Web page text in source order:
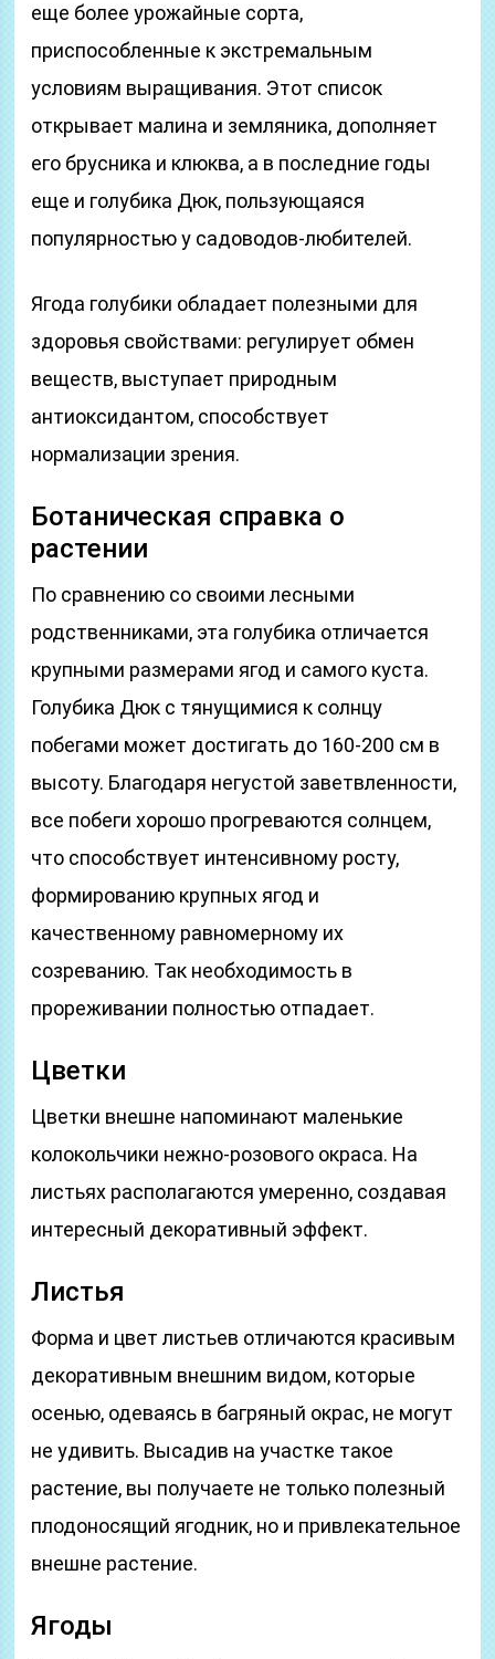
еще более урожайные сорта,
приспособленные к экстремальным
условиям выращивания. Этот список
открывает малина и земляника, дополняет
его брусника и клюква, а в последние годы
еще и голубика Дюк, пользующаяся
популярностью у садоводов-любителей.
Ягода голубики обладает полезными для
здоровья свойствами: регулирует обмен
веществ, выступает природным
антиоксидантом, способствует
нормализации зрения.
Ботаническая справка о
растении
По сравнению со своими лесными
родственниками, эта голубика отличается
крупными размерами ягод и самого куста.
Голубика Дюк с тянущимися к солнцу
побегами может достигать до 160-200 см в
высоту. Благодаря негустой заветвленности,
все побеги хорошо прогреваются солнцем,
что способствует интенсивному росту,
формированию крупных ягод и
качественному равномерному их
созреванию. Так необходимость в
прореживании полностью отпадает.
Цветки
Цветки внешне напоминают маленькие
колокольчики нежно-розового окраса. На
листьях располагаются умеренно, создавая
интересный декоративный эффект.
Листья
Форма и цвет листьев отличаются красивым
декоративным внешним видом, которые
осенью, одеваясь в багряный окрас, не могут
не удивить. Высадив на участке такое
растение, вы получаете не только полезный
плодоносящий ягодник, но и привлекательное
внешне растение.
Ягоды